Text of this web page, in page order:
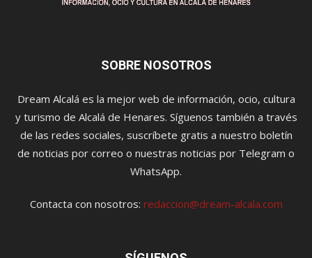
SOBRE NOSOTROS
Dream Alcalá es la mejor web de información, ocio, cultura
y turismo de Alcalá de Henares. Síguenos también a través
de las redes sociales, suscríbete gratis a nuestro boletín
de noticias por correo o nuestras noticias por Telegram o
WhatsApp.
Contacta con nosotros: redaccion@dream-alcala.com